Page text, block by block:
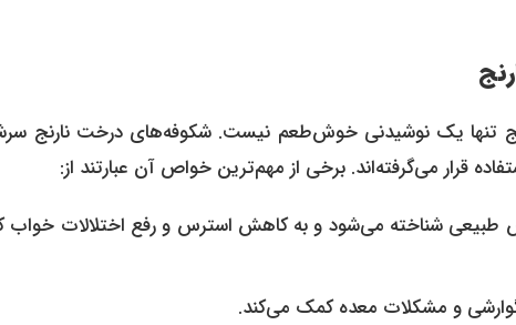
تنها یک نوشیدنی خوش‌طعم نیست. شکوفه‌های درخت نارنج
قرار می‌گرفته‌اند. برخی از مهم‌ترین خواص آن عبارتند از:
طبیعی شناخته می‌شود و به کاهش استرس و رفع اختلالات
و مشکلات معده کمک می‌کند.